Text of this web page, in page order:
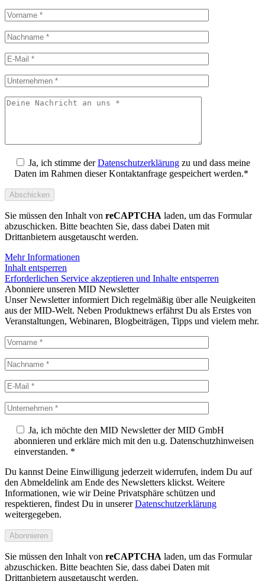
Ja, ich stimme derDatenschutzerklärung zu und dass meine
Daten im Rahmen dieser Kontaktanfrage gespeichert werden.*
Sie müssen den Inhalt von reCAPTCHA laden, um das Formular
abzuschicken. Bitte beachten Sie, dass dabei Daten mit
Drittanbietern ausgetauscht werden.
Mehr Informationen
Inhalt entsperren
Erforderlichen Service akzeptieren und Inhalte entsperren
Abonniere unseren MID Newsletter
Unser Newsletter informiert Dich regelmäßig über alle Neuigkeiten
aus der MID-Welt. Neben Produktnews erfährst Du als Erstes von
Veranstaltungen, Webinaren, Blogbeiträgen, Tipps und vielem mehr.
Ja, ich möchte den MID Newsletter der MID GmbH
abonnieren und erkläre mich mit den u.g. Datenschutzhinweisen
einverstanden. *
Du kannst Deine Einwilligung jederzeit widerrufen, indem Du auf
den Abmeldelink am Ende des Newsletters klickst. Weitere
Informationen, wie wir Deine Privatsphäre schützen und
respektieren, findest Du in unsererDatenschutzerklärung
weitergegeben.
Sie müssen den Inhalt von reCAPTCHA laden, um das Formular
abzuschicken. Bitte beachten Sie, dass dabei Daten mit
Drittanbietern ausgetauscht werden.